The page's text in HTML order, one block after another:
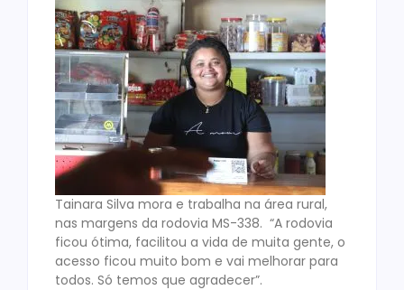
Tainara Silva mora e trabalha na área rural,
nas margens da rodovia MS-338. “A rodovia
ficou ótima, facilitou a vida de muita gente, o
acesso ficou muito bom e vai melhorar para
todos. Só temos que agradecer”.